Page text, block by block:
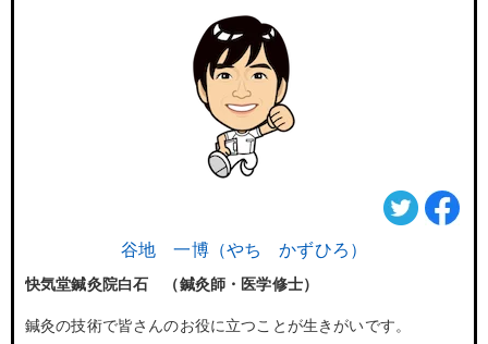
谷地 一博（やち かずひろ）
快気堂鍼灸院白石 （鍼灸師・医学修士）
鍼灸の技術で皆さんのお役に立つことが生きがいです。